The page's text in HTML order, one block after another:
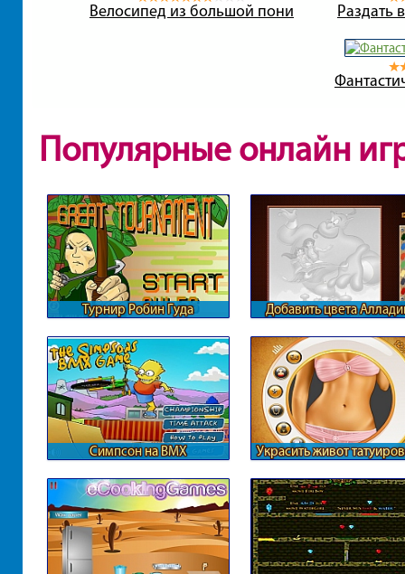
Велосипед из большой пони Раздать
Популярные онлайн
Турнир Робин Гуда Добавить цвета
Симпсон на ВМХ Украсить живот